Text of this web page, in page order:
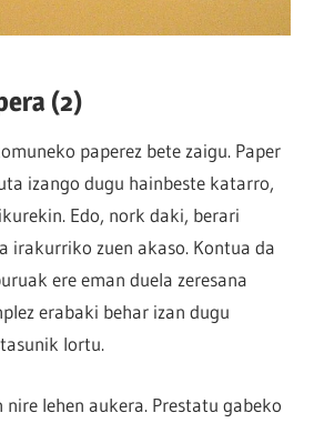
(2)
paperez bete zaigu. Paper
izango dugu hainbeste katarro,
Edo, nork daki, berari
irakurriko zuen akaso. Kontua da
ere eman duela zeresana
erabaki behar izan dugu
lortu.
nire lehen aukera. Prestatu gabeko